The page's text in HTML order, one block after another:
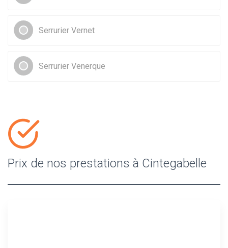
Serrurier Vernet
Serrurier Venerque
Prix de nos prestations à Cintegabelle